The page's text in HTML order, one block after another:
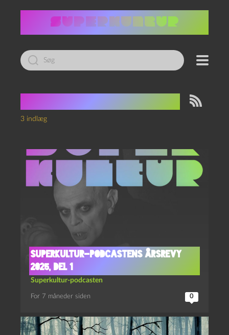
Led
efter:
3 indlæg
Superkultur-podcastens årsrevy
2025, del 1
Superkultur-podcasten
For 7 måneder siden 0